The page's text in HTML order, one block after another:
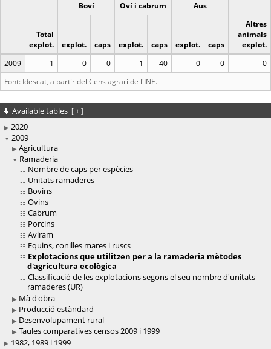
Boví Oví i cabrum Aus
Total
explot.
explot. caps explot. caps explot. caps
Altres
animals
explot.
2009
1 0 0 1 40 0 0
0
Font: Idescat, a partir del Cens agrari de l'INE.
Available tables [ + ]
2020
2009
Agricultura
Ramaderia
Nombre de caps per espècies
Unitats ramaderes
Bovins
Ovins
Cabrum
Porcins
Aviram
Equins, conilles mares i ruscs
Explotacions que utilitzen per a la ramaderia mètodes
d'agricultura ecològica
Classificació de les explotacions segons el seu nombre d'unitats
ramaderes (UR)
Mà d'obra
Producció estàndard
Desenvolupament rural
Taules comparatives censos 2009 i 1999
1982, 1989 i 1999